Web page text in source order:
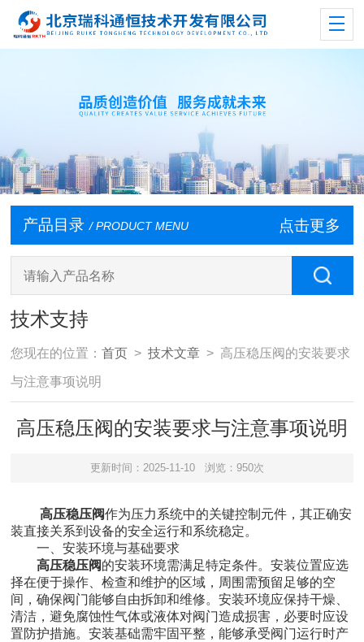
产品目录 / PRODUCT MENU 点击更多
技术支持
您现在的位置：首页 >技术文章 > 高压稳压阀的安装要求
与注意事项说明
高压稳压阀的安装要求与注意事项说明
更新时间：2025-11-10 浏览：950次
高压稳压阀作为压力系统中的关键控制元件，其正确安
装直接关系到设备的安全运行和系统稳定。
一、安装环境与基础要求
高压稳压阀的安装环境需满足特定条件。安装位置应选
择在便于操作、检查和维护的区域，周围需预留足够的空
间，确保阀门能够自由拆卸和维修。安装环境应保持干燥、
清洁，避免腐蚀性气体或液体对阀门造成损害，必要时应设
置防护措施。安装基础需牢固平整，能够承受阀门运行时产